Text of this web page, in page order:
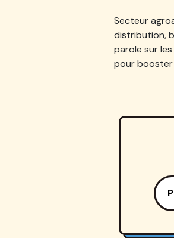
Secteur
distribution,
parole sur
pour booster